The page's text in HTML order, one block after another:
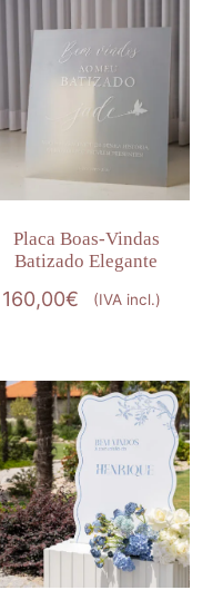
Placa Boas-Vindas
Batizado Elegante
160,00€ (IVA incl.)